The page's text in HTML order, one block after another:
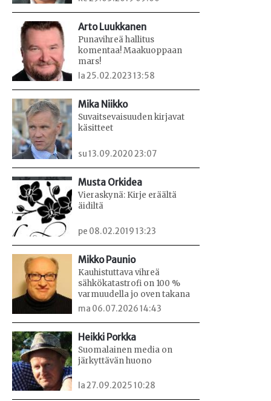
Arto Luukkanen
Punavihreä hallitus
komentaa! Maakuoppaan
mars!
la 25.02.2023 13:58
Mika Niikko
Suvaitsevaisuuden kirjavat
käsitteet
su 13.09.2020 23:07
Musta Orkidea
Vieraskynä: Kirje eräältä
äidiltä
pe 08.02.2019 13:23
Mikko Paunio
Kauhistuttava vihreä
sähkökatastrofi on 100 %
varmuudella jo oven takana
ma 06.07.2026 14:43
Heikki Porkka
Suomalainen media on
järkyttävän huono
la 27.09.2025 10:28